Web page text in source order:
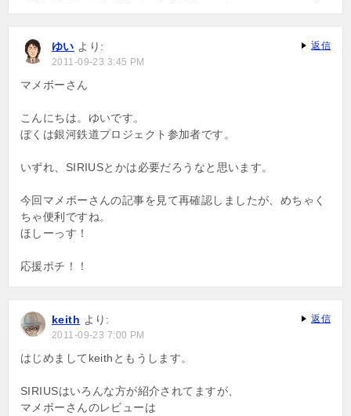
ゆい より:
2011-09-23 3:45 PM
マメボーさん
こんにちは。ゆいです。
ぼくは銀河鉄道プロジェクト参加者です。
いずれ、SIRIUSとかは必要だろうなと思います。
今回マメボーさんの記事を見て再確認しましたが、めちゃく
ちゃ便利ですね。
ほしーっす！
応援ポチ！！
返信
keith より:
2011-09-23 7:00 PM
はじめましてkeithともうします。
SIRIUSはいろんな方が紹介されてますが、
マメボーさんのレビューは
返信